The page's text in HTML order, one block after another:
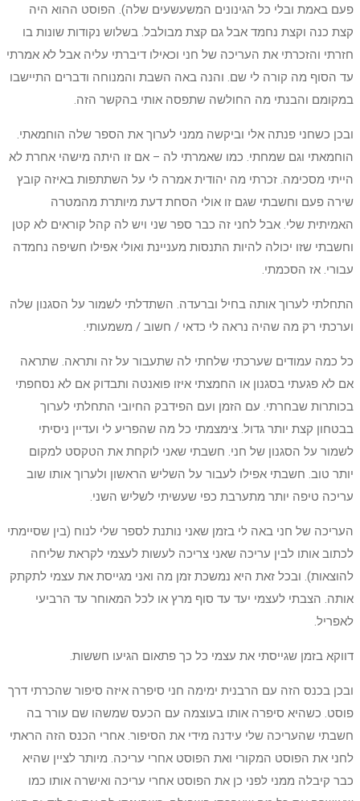
פעם באמת ובלי כל הגינונים המשעשעים שלה). הפוסט ההוא היה
קצת כנה וקצת נחמד אבל גם קצת מבולבל. בשלוש נקודות שונות בו
חזרתי והזכרתי את העריכה של חני וכאילו דיברתי עליה אבל לא אמרתי
עד הסוף מה קורה לי שם. והנה באה השבת והמנוחה ודברים התיישבו
במקומם והבנתי מה החולשה שתפסה אותי בהקשר הזה.
ובכן כשחני פנתה אלי וביקשה ממני לערוך את הספר שלה הוחמאתי.
הוחמאתי וגם שמחתי. כמו שאמרתי לה – אם זו היתה מישהי אחרת לא
הייתי מסכימה. זכרתי מה יהודית אמרה לי על השתתפות באיזה קובץ
שירה פעם וחשבתי שגם זו אולי הסחת דעת מיותרת מהמטרה
האמיתית שלי. אבל לחני זה כבר ספר שני ויש לה קהל קוראים לא קטן
וחשבתי שזו יכולה להיות התנסות מעניינת ואולי אפילו חשיפה נחמדה
עבורי. אז הסכמתי.
התחלתי לערוך אותה בחיל וברעדה. השתדלתי לשמור על הסגנון שלה
וערכתי רק מה שהיה נראה לי כדאי / חשוב / משמעותי.
כל כמה עמודים שערכתי שלחתי לה שתעבור על זה ותראה. שתראה
אם לא פגעתי בסגנון או החמצתי איזו פואנטה ותבדוק אם לא נסחפתי
בכותרות שבחרתי. עם הזמן ועם הפידבק החיובי התחלתי לערוך
בבטחון קצת יותר גדול. צימצמתי כל מה שהפריע לי ועדיין ניסיתי
לשמור על הסגנון של חני. חשבתי שאני לוקחת את הטקסט למקום
יותר טוב. חשבתי אפילו לעבור על השליש הראשון ולערוך אותו שוב
עריכה טיפה יותר מתערבת כפי שעשיתי לשליש השני.
העריכה של חני באה לי בזמן שאני נותנת לספר שלי לנוח (בין שסיימתי
לכתוב אותו לבין עריכה שאני צריכה לעשות לעצמי לקראת שליחה
להוצאות). ובכל זאת היא נמשכת זמן מה ואני מגייסת את עצמי לתקתק
אותה. הצבתי לעצמי יעד עד סוף מרץ או לכל המאוחר עד הרביעי
לאפריל.
דווקא בזמן שגייסתי את עצמי כל כך פתאום הגיעו חששות.
ובכן בכנס הזה עם הרבנית ימימה חני סיפרה איזה סיפור שהכרתי דרך
פוסט. כשהיא סיפרה אותו בעוצמה עם הכעס שמשהו שם עורר בה
חשבתי שהעריכה שלי עידנה מידי את הסיפור. אחרי הכנס הזה הראתי
לחני את הפוסט המקורי ואת הפוסט אחרי עריכה. מיותר לציין שהיא
כבר קיבלה ממני לפני כן את הפוסט אחרי עריכה ואישרה אותו כמו